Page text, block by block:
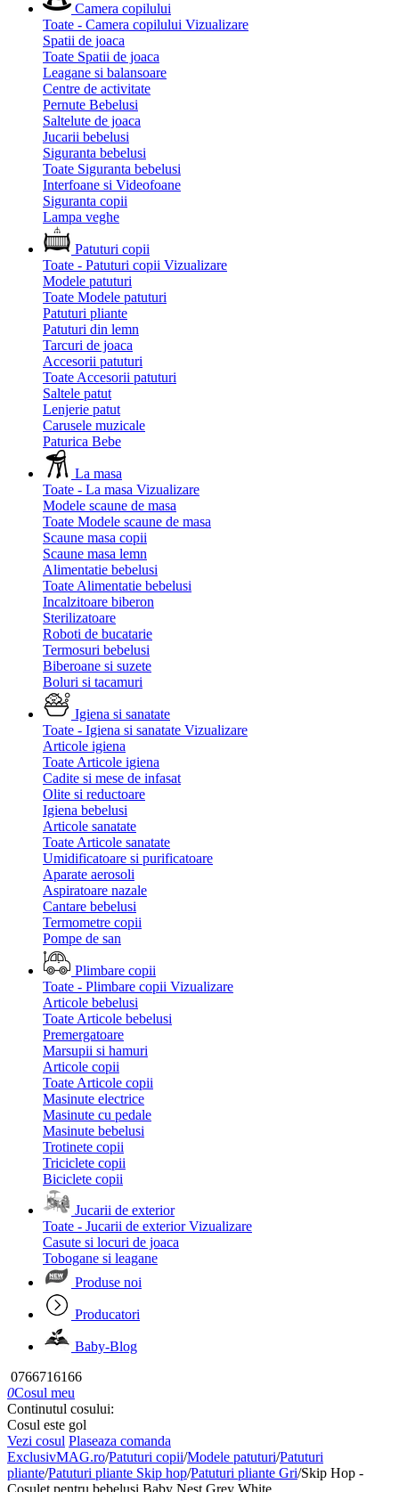
Camera copilului
Toate - Camera copilului Vizualizare
Spatii de joaca
Toate Spatii de joaca
Leagane si balansoare
Centre de activitate
Pernute Bebelusi
Saltelute de joaca
Jucarii bebelusi
Siguranta bebelusi
Toate Siguranta bebelusi
Interfoane si Videofoane
Siguranta copii
Lampa veghe
Patuturi copii
Toate - Patuturi copii Vizualizare
Modele patuturi
Toate Modele patuturi
Patuturi pliante
Patuturi din lemn
Tarcuri de joaca
Accesorii patuturi
Toate Accesorii patuturi
Saltele patut
Lenjerie patut
Carusele muzicale
Paturica Bebe
La masa
Toate - La masa Vizualizare
Modele scaune de masa
Toate Modele scaune de masa
Scaune masa copii
Scaune masa lemn
Alimentatie bebelusi
Toate Alimentatie bebelusi
Incalzitoare biberon
Sterilizatoare
Roboti de bucatarie
Termosuri bebelusi
Biberoane si suzete
Boluri si tacamuri
Igiena si sanatate
Toate - Igiena si sanatate Vizualizare
Articole igiena
Toate Articole igiena
Cadite si mese de infasat
Olite si reductoare
Igiena bebelusi
Articole sanatate
Toate Articole sanatate
Umidificatoare si purificatoare
Aparate aerosoli
Aspiratoare nazale
Cantare bebelusi
Termometre copii
Pompe de san
Plimbare copii
Toate - Plimbare copii Vizualizare
Articole bebelusi
Toate Articole bebelusi
Premergatoare
Marsupii si hamuri
Articole copii
Toate Articole copii
Masinute electrice
Masinute cu pedale
Masinute bebelusi
Trotinete copii
Triciclete copii
Biciclete copii
Jucarii de exterior
Toate - Jucarii de exterior Vizualizare
Casute si locuri de joaca
Tobogane si leagane
Produse noi
Producatori
Baby-Blog
0766716166
0Cosul meu
Continutul cosului:
Cosul este gol
Vezi cosul Plaseaza comanda
ExclusivMAG.ro/Patuturi copii/Modele patuturi/Patuturi
pliante/Patuturi pliante Skip hop/Patuturi pliante Gri/Skip Hop -
Cosulet pentru bebelusi Baby Nest Grey White